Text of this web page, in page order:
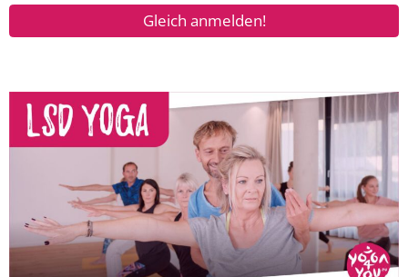
Gleich anmelden!